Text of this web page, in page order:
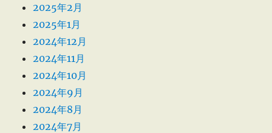
2025年2月
2025年1月
2024年12月
2024年11月
2024年10月
2024年9月
2024年8月
2024年7月